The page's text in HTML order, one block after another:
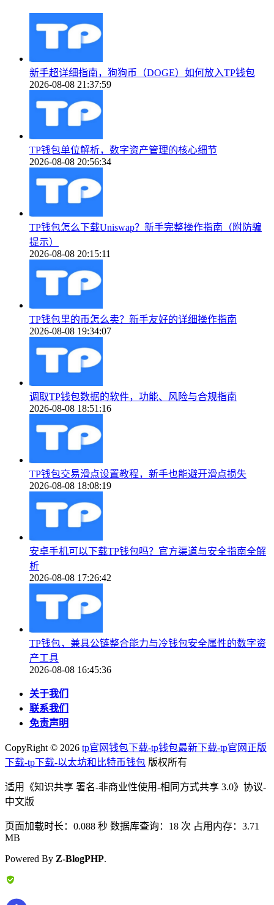
新手超详细指南，狗狗币（DOGE）如何放入TP钱包
2026-08-08 21:37:59
TP钱包单位解析，数字资产管理的核心细节
2026-08-08 20:56:34
TP钱包怎么下载Uniswap？新手完整操作指南（附防骗
提示）
2026-08-08 20:15:11
TP钱包里的币怎么卖？新手友好的详细操作指南
2026-08-08 19:34:07
调取TP钱包数据的软件，功能、风险与合规指南
2026-08-08 18:51:16
TP钱包交易滑点设置教程，新手也能避开滑点损失
2026-08-08 18:08:19
安卓手机可以下载TP钱包吗？官方渠道与安全指南全解
析
2026-08-08 17:26:42
TP钱包，兼具公链整合能力与冷钱包安全属性的数字资
产工具
2026-08-08 16:45:36
关于我们
联系我们
免责声明
CopyRight © 2026 tp官网钱包下载-tp钱包最新下载-tp官网正版
下载-tp下载-以太坊和比特币钱包 版权所有
适用《知识共享 署名-非商业性使用-相同方式共享 3.0》协议-
中文版
页面加载时长：0.088 秒 数据库查询：18 次 占用内存：3.71
MB
Powered By Z-BlogPHP.